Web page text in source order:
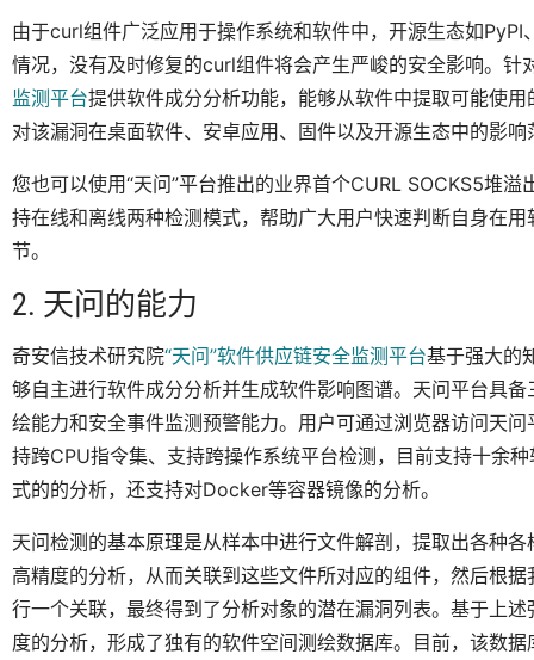
由于curl组件广泛应用于操作系统和软件中，开源生态如
情况，没有及时修复的curl组件将会产生严峻的安全影响。针
监测平台提供软件成分分析功能，能够从软件中提取可能使
对该漏洞在桌面软件、安卓应用、固件以及开源生态中的影
您也可以使用“天问”平台推出的业界首个CURL SOCKS5堆
持在线和离线两种检测模式，帮助广大用户快速判断自身在
节。
2. 天问的能力
奇安信技术研究院“天问”软件供应链安全监测平台基于强大的
够自主进行软件成分分析并生成软件影响图谱。天问平台具
绘能力和安全事件监测预警能力。用户可通过浏览器访问天
持跨CPU指令集、支持跨操作系统平台检测，目前支持十余
式的的分析，还支持对Docker等容器镜像的分析。
天问检测的基本原理是从样本中进行文件解剖，提取出各种
高精度的分析，从而关联到这些文件所对应的组件，然后根
行一个关联，最终得到了分析对象的潜在漏洞列表。基于上
度的分析，形成了独有的软件空间测绘数据库。目前，该数